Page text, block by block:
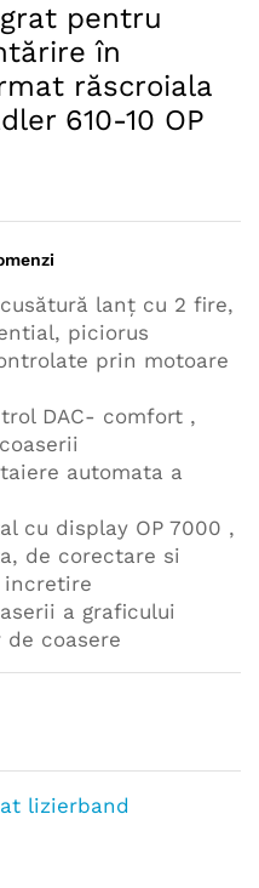
pentru
în
răscroiala
610-10 OP
lanţ cu 2 fire,
piciorus
prin motoare
DAC- comfort ,
automata a
cu display OP 7000 ,
de corectare si
incretire
a graficului
coasere
lizierband